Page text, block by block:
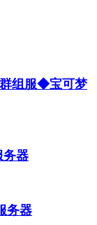
组服◆宝可梦
务器
务器